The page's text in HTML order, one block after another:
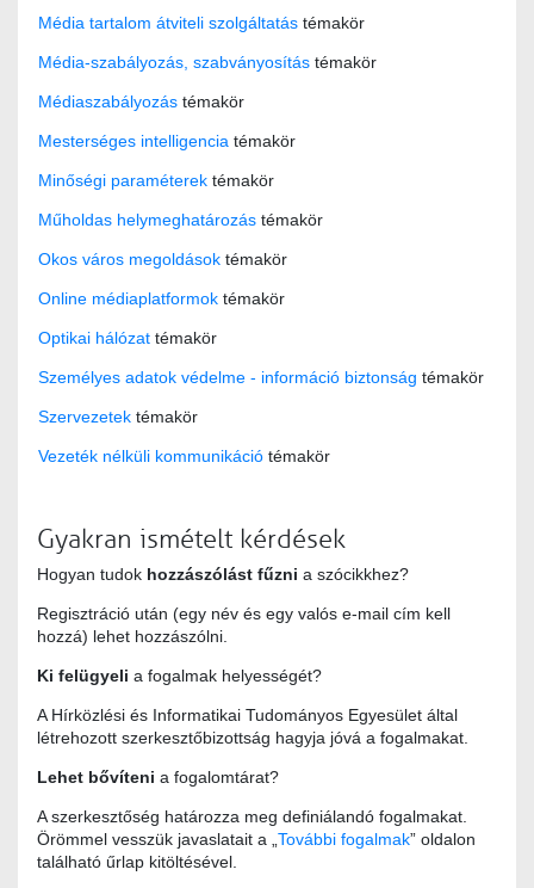
Média tartalom átviteli szolgáltatás témakör
Média-szabályozás, szabványosítás témakör
Médiaszabályozás témakör
Mesterséges intelligencia témakör
Minőségi paraméterek témakör
Műholdas helymeghatározás témakör
Okos város megoldások témakör
Online médiaplatformok témakör
Optikai hálózat témakör
Személyes adatok védelme - információ biztonság témakör
Szervezetek témakör
Vezeték nélküli kommunikáció témakör
Gyakran ismételt kérdések
Hogyan tudok hozzászólást fűzni a szócikkhez?
Regisztráció után (egy név és egy valós e-mail cím kell
hozzá) lehet hozzászólni.
Ki felügyeli a fogalmak helyességét?
A Hírközlési és Informatikai Tudományos Egyesület által
létrehozott szerkesztőbizottság hagyja jóvá a fogalmakat.
Lehet bővíteni a fogalomtárat?
A szerkesztőség határozza meg definiálandó fogalmakat.
Örömmel vesszük javaslatait a „ További fogalmak” oldalon
található űrlap kitöltésével.